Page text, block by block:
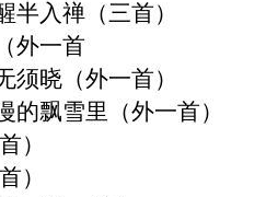
半入禅（三首）
外一首
须晓（外一首）
的飘雪里（外一首）
）
）